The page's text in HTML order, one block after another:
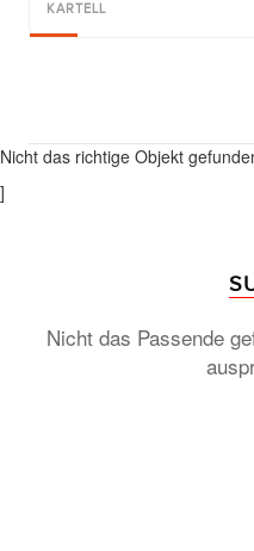
KARTELL
Nicht das richtige Objekt
]
Nicht das Passende